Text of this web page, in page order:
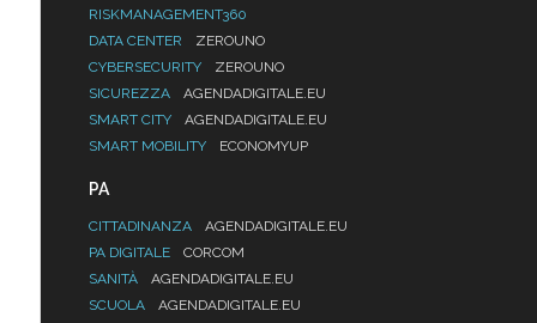
RISKMANAGEMENT360
DATA CENTER
ZEROUNO
CYBERSECURITY
ZEROUNO
SICUREZZA
AGENDADIGITALE.EU
SMART CITY
AGENDADIGITALE.EU
SMART MOBILITY
ECONOMYUP
PA
CITTADINANZA
AGENDADIGITALE.EU
PA DIGITALE
CORCOM
SANITÀ
AGENDADIGITALE.EU
SCUOLA
AGENDADIGITALE.EU